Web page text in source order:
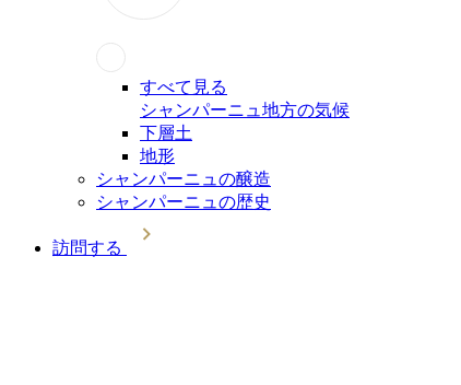
すべて見る
シャンパーニュ地方の気候
下層土
地形
シャンパーニュの醸造
シャンパーニュの歴史
訪問する